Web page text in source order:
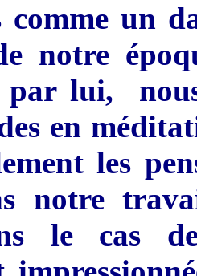
comme un
notre
par lui,
en
les
notre
le cas